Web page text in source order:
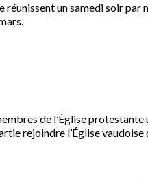
réunissent un samedi soir
de l’Église protestante
rejoindre l’Église vaudoise